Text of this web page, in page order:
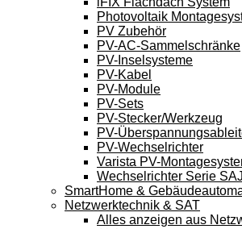
Photovoltaik
PV Zubehör
PV-AC-Sammelschränke
PV-Inselsysteme
PV-Kabel
PV-Module
PV-Sets
PV-Stecker/Werkzeug
PV-
PV-Wechselrichter
Varista PV-
Wechselrichter Serie SAJ
SmartHome &
Netzwerktechnik & SAT
Alles anzeigen aus